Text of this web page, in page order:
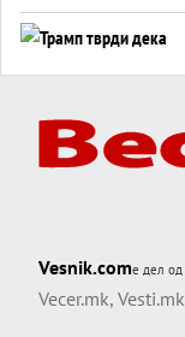
Vesnik.comе дел од
Vecer.mk, Vesti.mk